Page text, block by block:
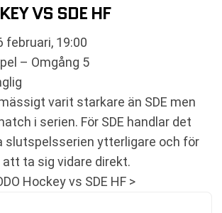
VS SDE HF
februari, 19:00
– Omgång 5
varit starkare än SDE men
i serien. För SDE handlar det
slutspelsserien ytterligare och för
att ta sig vidare direkt.
Hockey vs SDE HF >